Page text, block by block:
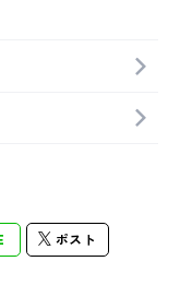
ポスト